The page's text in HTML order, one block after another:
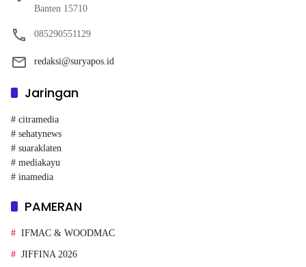
Banten 15710
085290551129
redaksi@suryapos.id
Jaringan
# citramedia
# sehatynews
# suaraklaten
# mediakayu
# inamedia
PAMERAN
IFMAC & WOODMAC
JIFFINA 2026